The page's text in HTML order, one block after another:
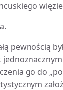
pewnością
go do